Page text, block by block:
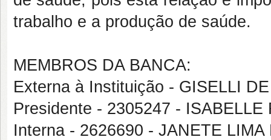
trabalho e a produção de saúde.
MEMBROS DA BANCA:
Externa à Instituição - GISELLI
Presidente - 2305247 -
Interna - 2626690 - JANETE LIMA